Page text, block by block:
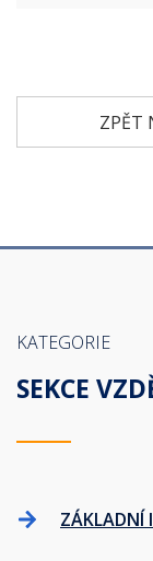
ZPĚT
KATEGORIE
SEKCE
ZÁKLADNÍ